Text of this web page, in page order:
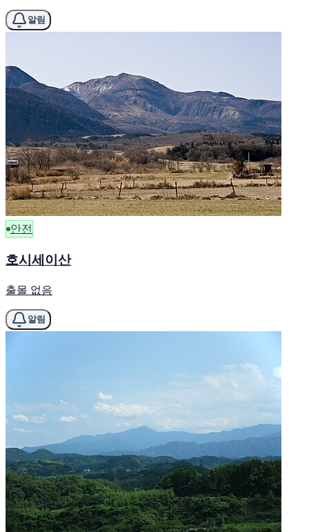
알림
안전
호시세이산
출몰 없음
알림